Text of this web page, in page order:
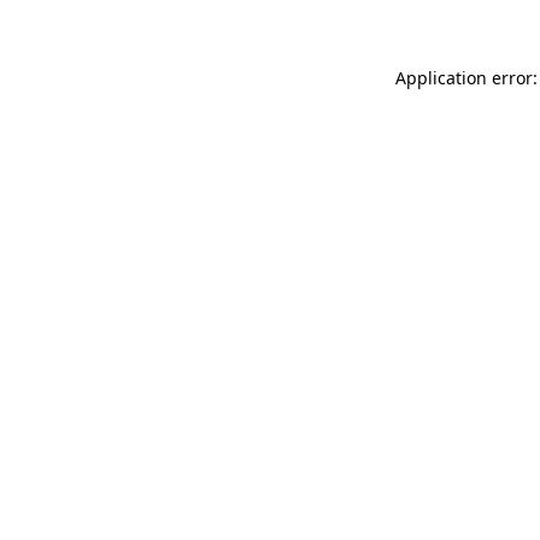
Application